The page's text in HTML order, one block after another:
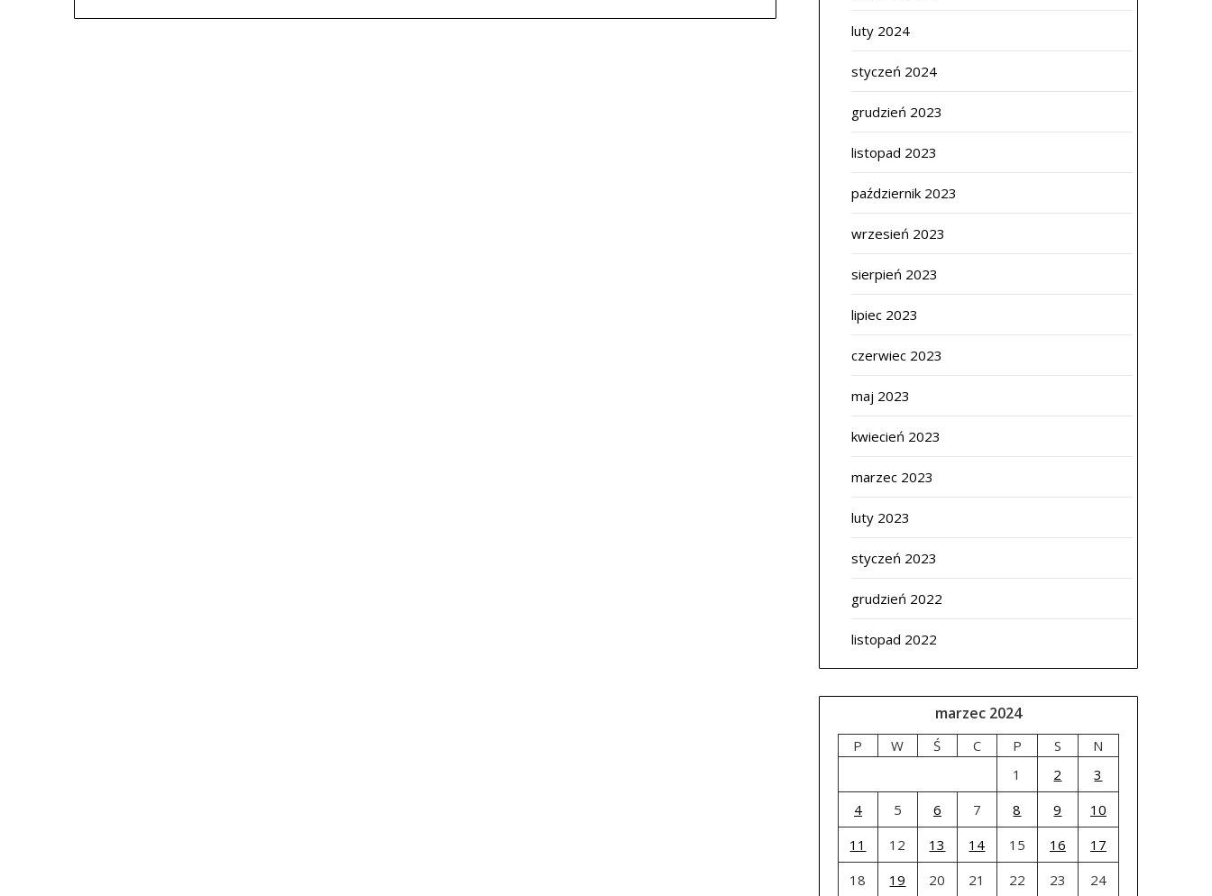
luty 2024
styczeń 2024
grudzień 2023
listopad 2023
październik 2023
wrzesień 2023
sierpień 2023
lipiec 2023
czerwiec 2023
maj 2023
kwiecień 2023
marzec 2023
luty 2023
styczeń 2023
grudzień 2022
listopad 2022
marzec 2024
P W Ś C P S
N
1
2
3
4
5 6 7 8 9
10
11
12 13 14 15 16
17
18
19 20 21 22 23 24